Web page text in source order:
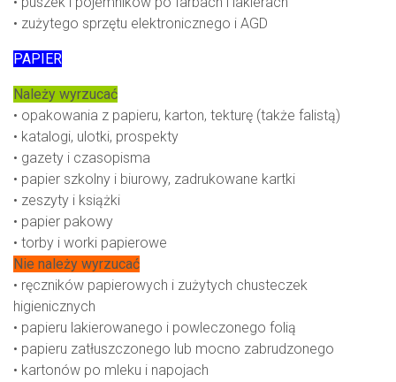
• zużytego sprzętu elektronicznego i AGD
PAPIER
Należy wyrzucać
• opakowania z papieru, karton, tekturę (także falistą)
• katalogi, ulotki, prospekty
• gazety i czasopisma
• papier szkolny i biurowy, zadrukowane kartki
• zeszyty i książki
• papier pakowy
• torby i worki papierowe
Nie należy wyrzucać
• ręczników papierowych i zużytych chusteczek
higienicznych
• papieru lakierowanego i powleczonego folią
• papieru zatłuszczonego lub mocno zabrudzonego
• kartonów po mleku i napojach